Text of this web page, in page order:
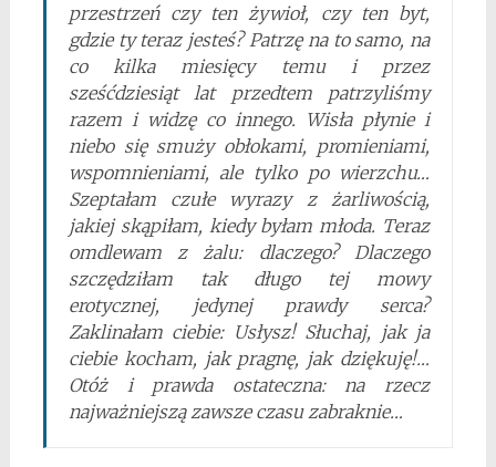
przestrzeń czy ten żywioł, czy ten byt,
gdzie ty teraz jesteś? Patrzę na to samo, na
co kilka miesięcy temu i przez
sześćdziesiąt lat przedtem patrzyliśmy
razem i widzę co innego. Wisła płynie i
niebo się smuży obłokami, promieniami,
wspomnieniami, ale tylko po wierzchu…
Szeptałam czułe wyrazy z żarliwością,
jakiej skąpiłam, kiedy byłam młoda. Teraz
omdlewam z żalu: dlaczego? Dlaczego
szczędziłam tak długo tej mowy
erotycznej, jedynej prawdy serca?
Zaklinałam ciebie: Usłysz! Słuchaj, jak ja
ciebie kocham, jak pragnę, jak dziękuję!…
Otóż i prawda ostateczna: na rzecz
najważniejszą zawsze czasu zabraknie…